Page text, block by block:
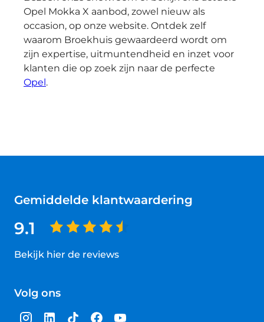
Opel Mokka X aanbod, zowel nieuw als
occasion, op onze website. Ontdek zelf
waarom Broekhuis gewaardeerd wordt om
zijn expertise, uitmuntendheid en inzet voor
klanten die op zoek zijn naar de perfecte
Opel.
Gemiddelde klantwaardering
9.1
Bekijk hier de reviews
van
sterren
Volg ons